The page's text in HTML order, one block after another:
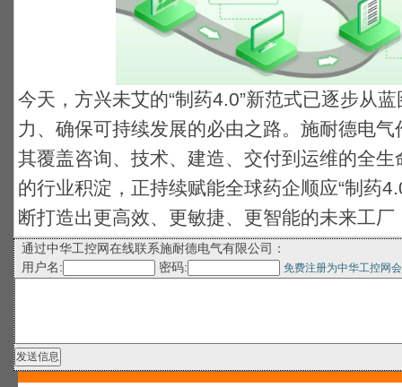
今天，方兴未艾的“制药4.0”新范式已逐步从
力、确保可持续发展的必由之路。施耐德电
其覆盖咨询、技术、建造、交付到运维的全
的行业积淀，正持续赋能全球药企顺应“制药
断打造出更高效、更敏捷、更智能的未来工
通过中华工控网在线联系施耐德电气有限公司：
用户名:
密码: 免费注册为中华工控网